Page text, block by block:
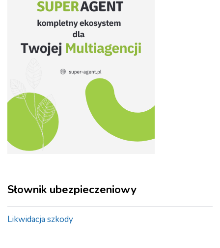
Słownik ubezpieczeniowy
Likwidacja szkody